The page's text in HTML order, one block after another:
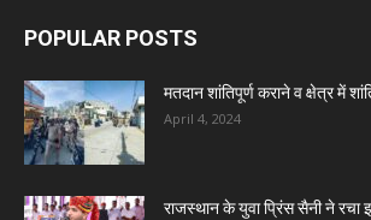
POPULAR POSTS
मतदान शांतिपूर्ण कराने व क्षेत्र में
April 4, 2024
राजस्थान के युवा प्रिंस सैनी ने रचा